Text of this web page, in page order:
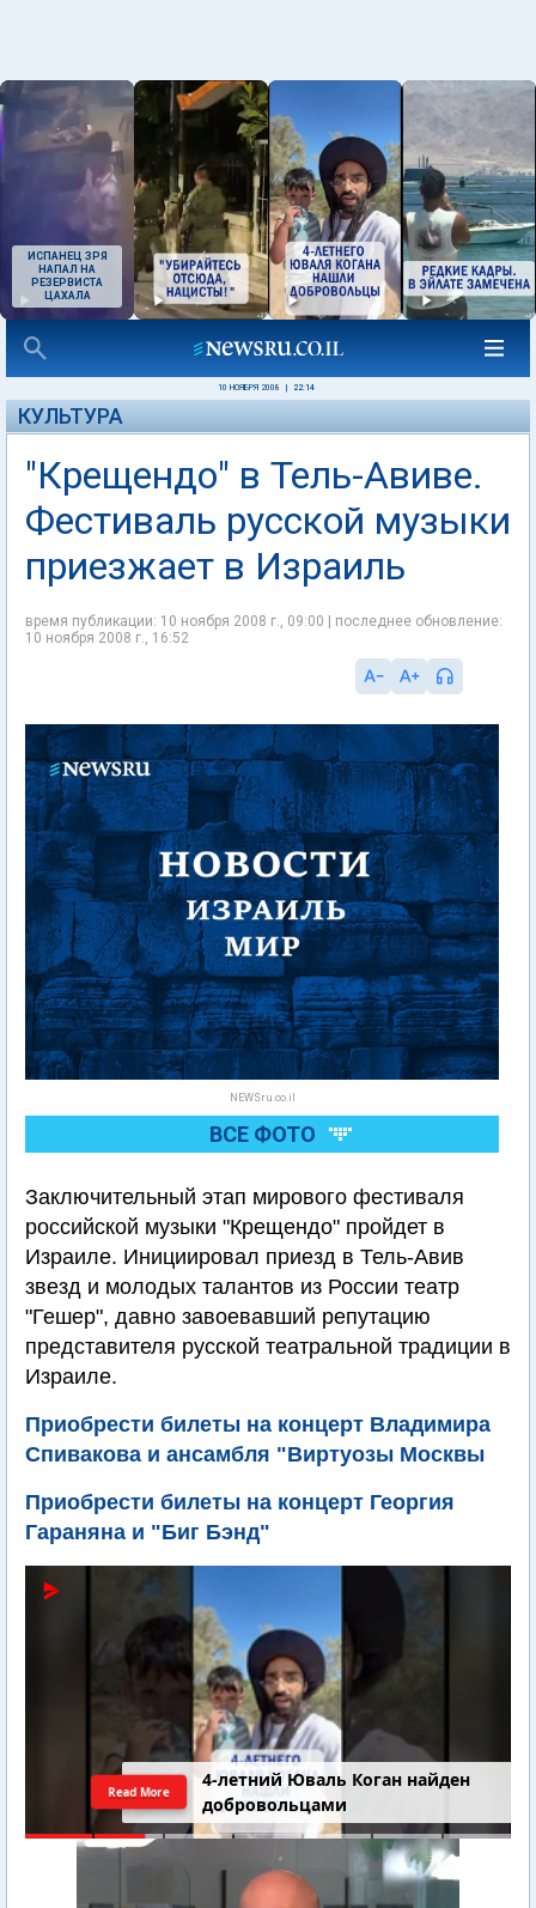
ИСПАНЕЦ ЗРЯ
НАПАЛ НА
РЕЗЕРВИСТА
ЦАХАЛА
10 НОЯБРЯ 2008 22:14
КУЛЬТУРА
"Крещендо" в Тель-Авиве.
Фестиваль русской музыки
приезжает в Израиль
время публикации: 10 ноября 2008 г., 09:00 | последнее обновление:
10 ноября 2008 г., 16:52
NEWSru.co.il
ВСЕ ФОТО
Заключительный этап мирового фестиваля
российской музыки "Крещендо" пройдет в
Израиле. Инициировал приезд в Тель-Авив
звезд и молодых талантов из России театр
"Гешер", давно завоевавший репутацию
представителя русской театральной традиции в
Израиле.
Приобрести билеты на концерт Владимира
Спивакова и ансамбля "Виртуозы Москвы
Приобрести билеты на концерт Георгия
Гараняна и "Биг Бэнд"
4-летний Юваль Коган найден
добровольцами
Read More